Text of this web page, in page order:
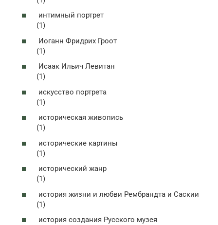
интимный портрет
(1)
Иоганн Фридрих Гроот
(1)
Исаак Ильич Левитан
(1)
искусство портрета
(1)
историческая живопись
(1)
исторические картины
(1)
исторический жанр
(1)
история жизни и любви Рембрандта и Саскии
(1)
история создания Русского музея